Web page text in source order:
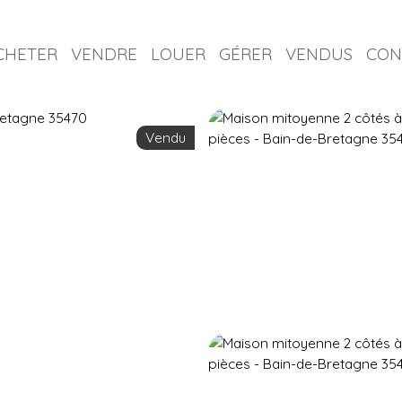
VENDRE LOUER GÉRER VENDUS
Vendu